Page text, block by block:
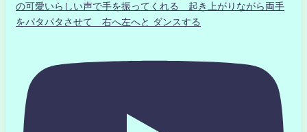
の可愛いらしい声で手を振ってくれる 起き上がりながら両手
をパタパタさせて 右へ左へと ダンスする